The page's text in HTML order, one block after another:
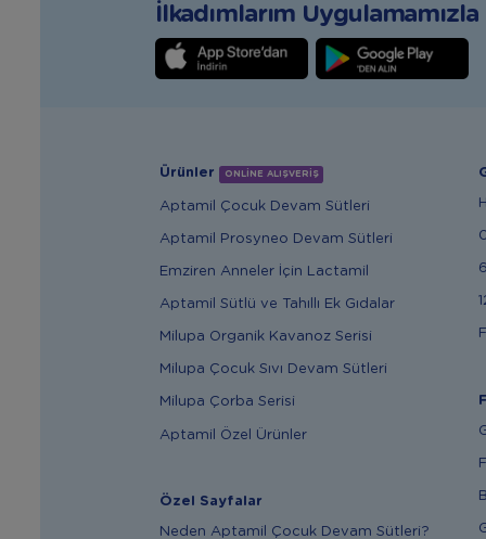
İlkadımlarım Uygulamamızla
Ürünler ONLİNE ALIŞVERİŞ
Aptamil Çocuk Devam Sütleri
Aptamil Prosyneo Devam Sütleri
Emziren Anneler İçin Lactamil
Aptamil Sütlü ve Tahıllı Ek Gıdalar
Milupa Organik Kavanoz Serisi
Milupa Çocuk Sıvı Devam Sütleri
Milupa Çorba Serisi
Aptamil Özel Ürünler
Özel Sayfalar
Neden Aptamil Çocuk Devam Sütleri?